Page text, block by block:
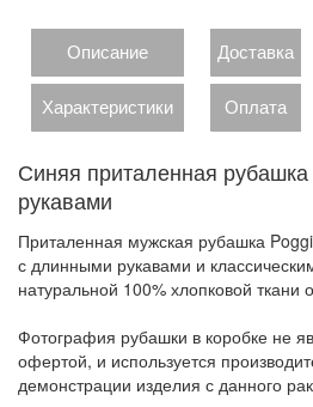
Описание Доставка
Характеристики Оплата
Синяя приталенная
рукавами
Приталенная мужская рубашка
с длинными рукавами и
натуральной 100% хлопковой ткани
Фотография рубашки в коробке не
офертой, и используется
демонстрации изделия с данного